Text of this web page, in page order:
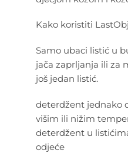
Kako koristiti
Samo ubaci listić u
jača zaprljanja ili za
još jedan listić.
deterdžent jednako
višim ili nižim
deterdžent u
odjeće